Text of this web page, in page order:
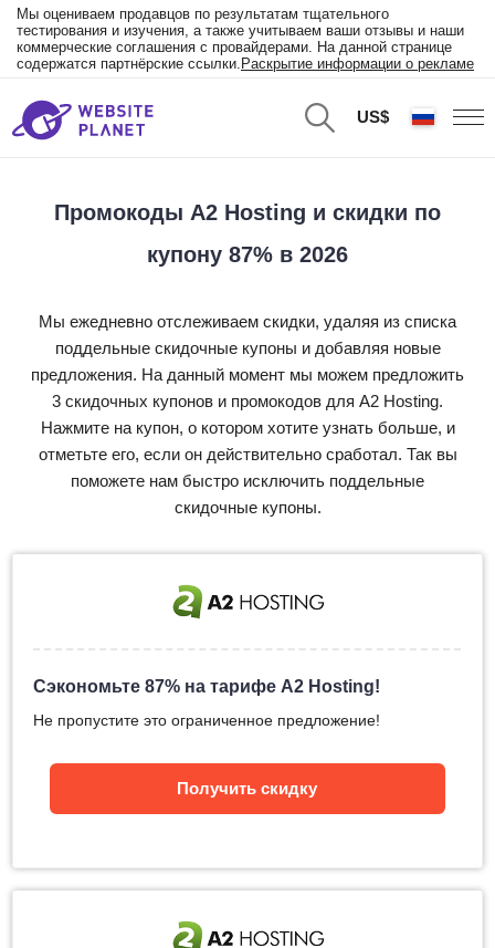
Мы оцениваем продавцов по результатам тщательного
тестирования и изучения, а также учитываем ваши отзывы и наши
коммерческие соглашения с провайдерами. На данной странице
содержатся партнёрские ссылки. Раскрытие информации о рекламе
US$
Промокоды A2 Hosting и скидки по
купону 87% в 2026
Мы ежедневно отслеживаем скидки, удаляя из списка
поддельные скидочные купоны и добавляя новые
предложения. На данный момент мы можем предложить
3 скидочных купонов и промокодов для A2 Hosting.
Нажмите на купон, о котором хотите узнать больше, и
отметьте его, если он действительно сработал. Так вы
поможете нам быстро исключить поддельные
скидочные купоны.
Сэкономьте 87% на тарифе A2 Hosting!
Не пропустите это ограниченное предложение!
Получить скидку